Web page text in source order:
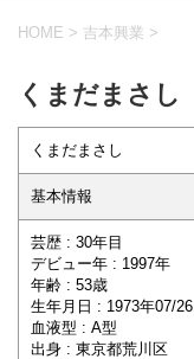
HOME > 吉本興業 >
くまだまさし
くまだまさし
基本情報
芸歴 : 30年目
デビュー年 : 1997年
年齢 : 53歳
生年月日 : 1973年07/26
血液型 : A型
出身 : 東京都荒川区